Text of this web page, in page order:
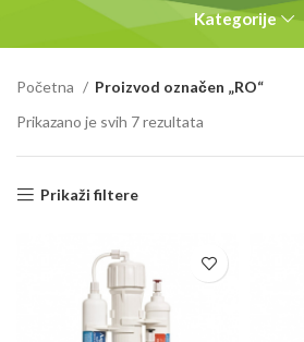
Kategorije
Početna
Proizvod označen „RO“
Prikazano je svih 7 rezultata
Prikaži filtere